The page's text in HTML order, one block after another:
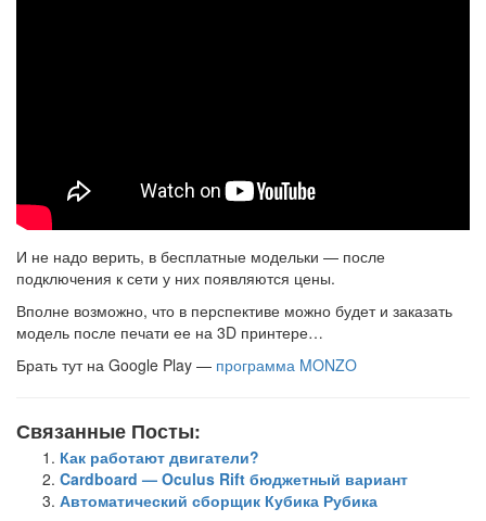
И не надо верить, в бесплатные модельки — после
подключения к сети у них появляются цены.
Вполне возможно, что в перспективе можно будет и заказать
модель после печати ее на 3D принтере…
Брать тут на Google Play — программа MONZO
Связанные Посты:
Как работают двигатели?
Cardboard — Oculus Rift бюджетный вариант
Автоматический сборщик Кубика Рубика